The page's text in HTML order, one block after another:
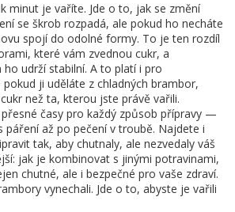
minut je vaříte. Jde o to, jak se změní
se škrob rozpadá, ale pokud ho necháte
spojí do odolné formy. To je ten rozdíl
které vám zvednou cukr, a
udrží stabilní. A to platí i pro
ji uděláte z chladných brambor,
než ta, kterou jste právě vařili.
časy pro každý způsob přípravy —
páření až po pečení v troubě. Najdete i
tak, aby chutnaly, ale nezvedaly váš
jak je kombinovat s jinými potravinami,
chutné, ale i bezpečné pro vaše zdraví.
vynechali. Jde o to, abyste je vařili